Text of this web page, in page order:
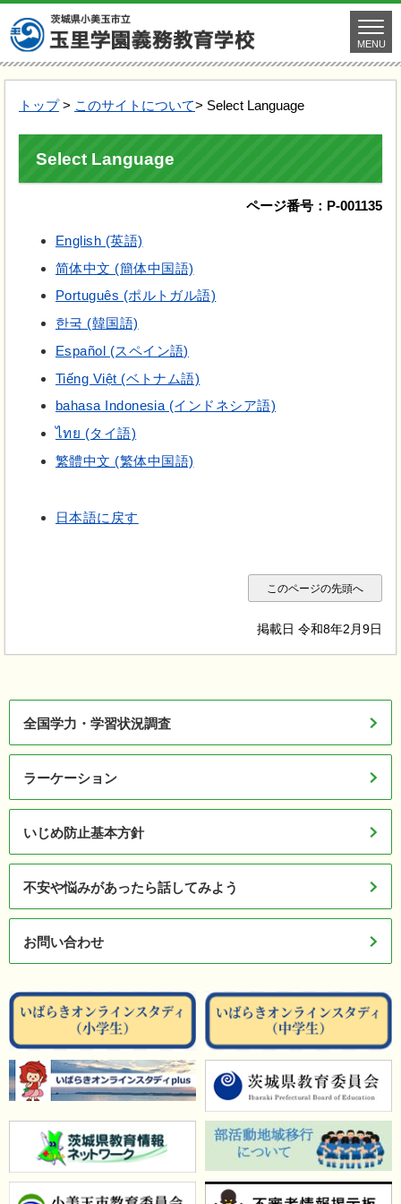
MENU
トップ> このサイトについて> Select Language
Select Language
ページ番号：P-001135
English (英語)
简体中文 (簡体中国語)
Português (ポルトガル語)
한국 (韓国語)
Español (スペイン語)
Tiếng Việt (ベトナム語)
bahasa Indonesia (インドネシア語)
ไทย (タイ語)
繁體中文 (繁体中国語)
日本語に戻す
このページの先頭へ
掲載日 令和8年2月9日
全国学力・学習状況調査
ラーケーション
いじめ防止基本方針
不安や悩みがあったら話してみよう
お問い合わせ